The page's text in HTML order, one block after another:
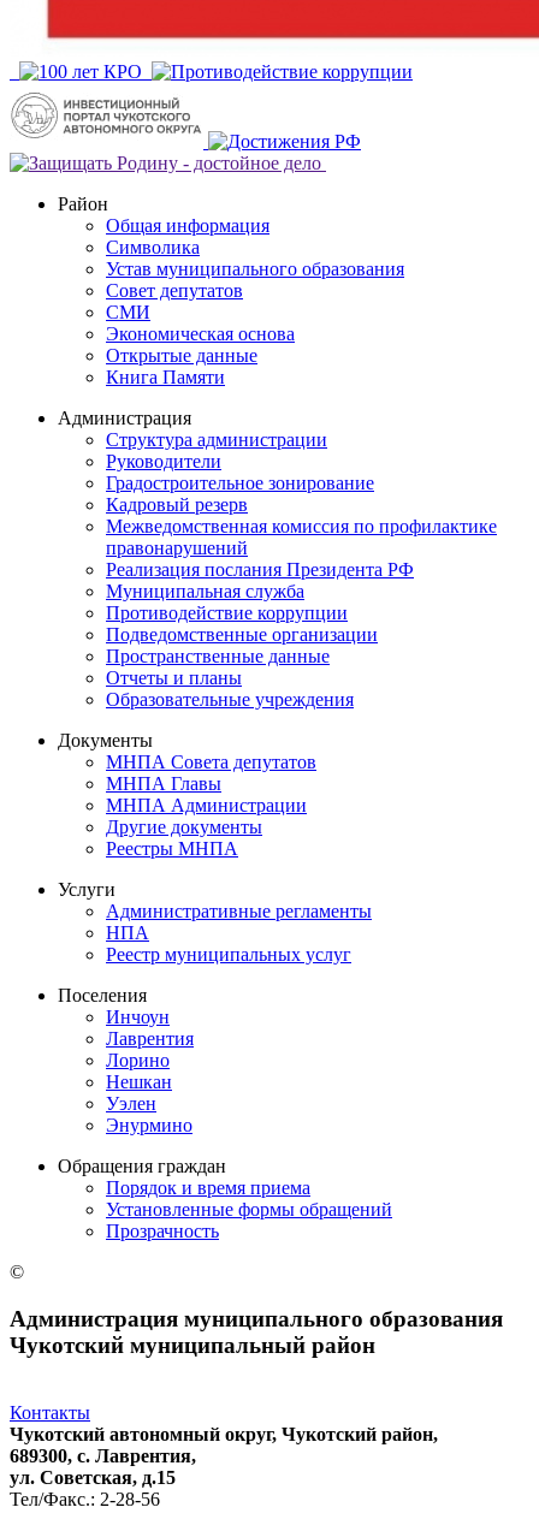
Район
Общая информация
Символика
Устав муниципального образования
Совет депутатов
СМИ
Экономическая основа
Открытые данные
Книга Памяти
Администрация
Структура администрации
Руководители
Градостроительное зонирование
Кадровый резерв
Межведомственная комиссия по профилактике
правонарушений
Реализация послания Президента РФ
Муниципальная служба
Противодействие коррупции
Подведомственные организации
Пространственные данные
Отчеты и планы
Образовательные учреждения
Документы
МНПА Совета депутатов
МНПА Главы
МНПА Администрации
Другие документы
Реестры МНПА
Услуги
Административные регламенты
НПА
Реестр муниципальных услуг
Поселения
Инчоун
Лаврентия
Лорино
Нешкан
Уэлен
Энурмино
Обращения граждан
Порядок и время приема
Установленные формы обращений
Прозрачность
©
Администрация муниципального образования
Чукотский муниципальный район
Контакты
Чукотский автономный округ, Чукотский район,
689300, с. Лаврентия,
ул. Советская, д.15
Тел/Факс.: 2-28-56